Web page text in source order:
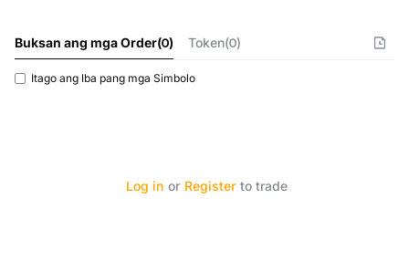
Buksan ang mga Order(0) Token(0)
Itago ang Iba pang mga Simbolo
Log in or Register to trade